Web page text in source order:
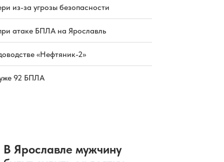
владельца 25 га сельхозугодий
Между Москвой и Ярославлем
прошел тестовый рейс
05.08.2026 14:23
В Ярославскую область
возвращается непогода
из-за угрозы безопасности
атаке БПЛА на Ярославль
«Нефтяник-2»
92 БПЛА
В Ярославле мужчину